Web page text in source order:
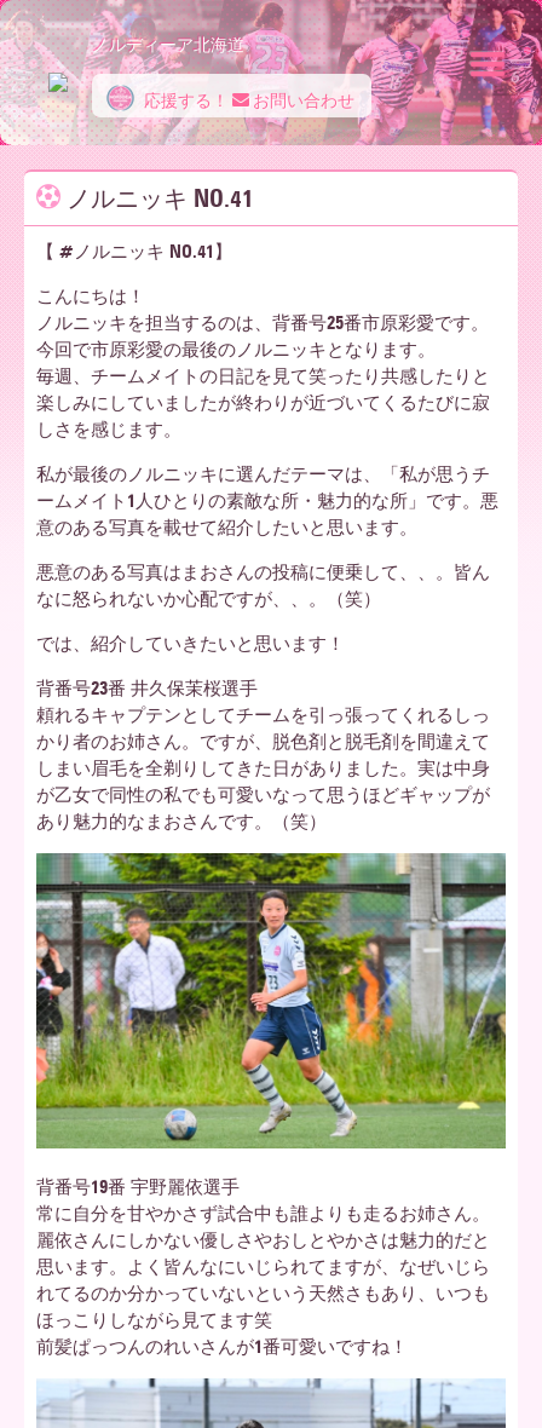
ノ
ル
デ
ィ
ー
ア
北
海
道
ノルディーア北海道
応援する！ お問い合わせ
ノルニッキ NO.41
【 #ノルニッキ NO.41】
こんにちは！
ノルニッキを担当するのは、背番号25番市原彩愛です。
今回で市原彩愛の最後のノルニッキとなります。
毎週、チームメイトの日記を見て笑ったり共感したりと
楽しみにしていましたが終わりが近づいてくるたびに寂
しさを感じます。
私が最後のノルニッキに選んだテーマは、「私が思うチ
ームメイト1人ひとりの素敵な所・魅力的な所」です。悪
意のある写真を載せて紹介したいと思います。
悪意のある写真はまおさんの投稿に便乗して、、。皆ん
なに怒られないか心配ですが、、。（笑）
では、紹介していきたいと思います！
背番号23番 井久保茉桜選手
頼れるキャプテンとしてチームを引っ張ってくれるしっ
かり者のお姉さん。ですが、脱色剤と脱毛剤を間違えて
しまい眉毛を全剃りしてきた日がありました。実は中身
が乙女で同性の私でも可愛いなって思うほどギャップが
あり魅力的なまおさんです。（笑）
背番号19番 宇野麗依選手
常に自分を甘やかさず試合中も誰よりも走るお姉さん。
麗依さんにしかない優しさやおしとやかさは魅力的だと
思います。よく皆んなにいじられてますが、なぜいじら
れてるのか分かっていないという天然さもあり、いつも
ほっこりしながら見てます笑
前髪ぱっつんのれいさんが1番可愛いですね！